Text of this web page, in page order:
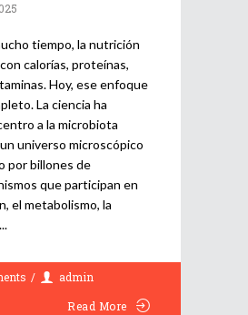
tiempo, la nutrición
calorías, proteínas,
Hoy, ese enfoque
La ciencia ha
a la microbiota
universo microscópico
por billones de
que participan en
el metabolismo, la
admin
Read More